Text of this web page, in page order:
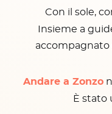
Con il sole,
Insieme a
accompagnato
Andare a Zonzo
È stato